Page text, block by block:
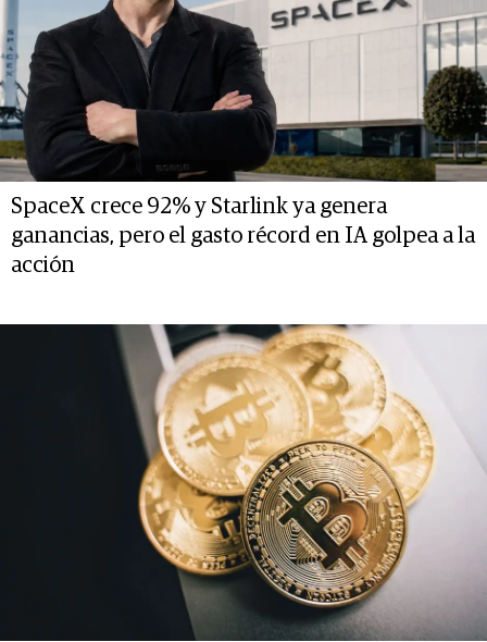
SpaceX crece 92% y Starlink ya genera
ganancias, pero el gasto récord en IA golpea a la
acción